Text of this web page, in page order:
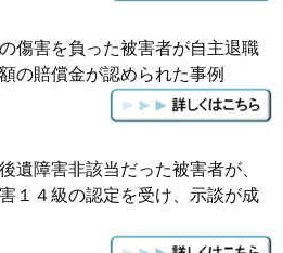
傷害を負った被害者が自主退職
の賠償金が認められた事例
遺障害非該当だった被害者が、
１４級の認定を受け、示談が成